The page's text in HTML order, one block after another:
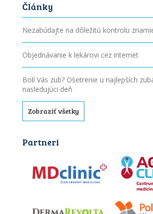
Články
Nezabúdajte na dôležitú kontrolu
Objednávanie k lekárovi cez internet
Bolí Vás zub? Ošetrenie u najlepších
nasledujúci deň
Zobraziť všetky
Partneri